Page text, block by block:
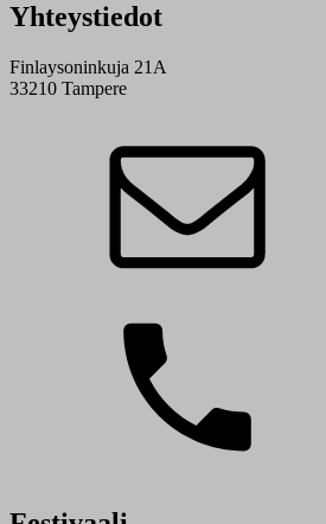
Yhteystiedot
Finlaysoninkuja 21A
33210 Tampere